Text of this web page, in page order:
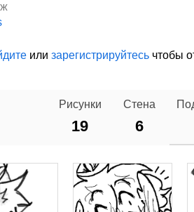
или зарегистрируйтесь чтобы
Рисунки
19
Стена
6